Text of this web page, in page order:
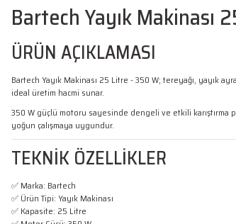
Bartech Yayık Makinası
ÜRÜN AÇIKLAMASI
Bartech Yayık Makinası 25 Litre - 350 W; tereyağı, yayık
ideal üretim hacmi sunar.
350 W güçlü motoru sayesinde dengeli ve etkili karıştırma
yoğun çalışmaya uygundur.
TEKNİK ÖZELLİKLER
✅ Marka: Bartech
✅ Ürün Tipi: Yayık Makinası
✅ Kapasite: 25 Litre